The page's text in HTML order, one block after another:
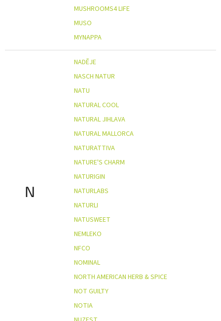
MUSHROOMS4 LIFE
MUSO
MYNAPPA
N
NADĚJE
NASCH NATUR
NATU
NATURAL COOL
NATURAL JIHLAVA
NATURAL MALLORCA
NATURATTIVA
NATURE'S CHARM
NATURIGIN
NATURLABS
NATURLI
NATUSWEET
NEMLEKO
NFCO
NOMINAL
NORTH AMERICAN HERB & SPICE
NOT GUILTY
NOTIA